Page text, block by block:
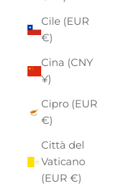
Cile (EUR
€)
Cina (CNY
¥)
Cipro (EUR
€)
Città del
Vaticano
(EUR €)